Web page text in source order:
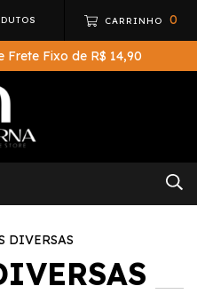
CARRINHO 0
Fixo de R$ 14,90
DIVERSAS